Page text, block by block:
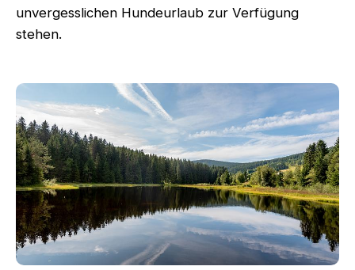
unvergesslichen Hundeurlaub zur Verfügung
stehen.